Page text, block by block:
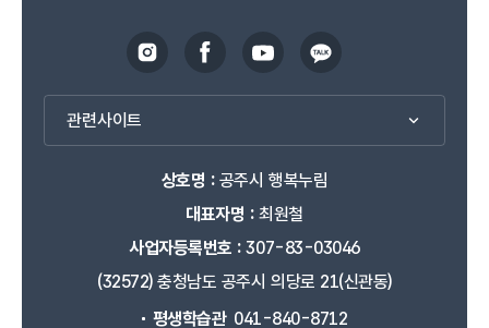
관련사이트
상호명 :공주시 행복누림
대표자명 :최원철
사업자등록번호 :307-83-03046
(32572) 충청남도 공주시 의당로 21(신관동)
평생학습관 041-840-8712